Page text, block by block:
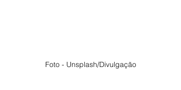
Foto - Unsplash/Divulgação